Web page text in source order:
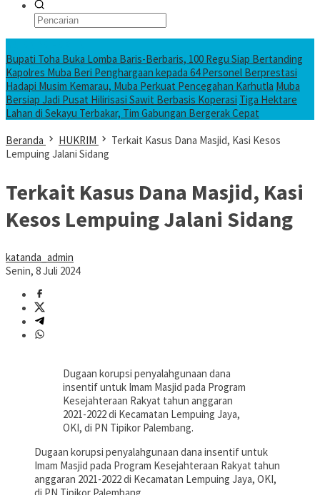
Bupati Toha Buka Lomba Baris-Berbaris, 100 Regu Siap Bertanding
Kapolres Muba Beri Penghargaan kepada 64 Personel Berprestasi
Hadapi Musim Kemarau, Muba Perkuat Pencegahan Karhutla Muba
Bersiap Jadi Pusat Hilirisasi Sawit Berbasis Koperasi Tiga Hektare
Lahan di Sekayu Terbakar, Tim Gabungan Bergerak Cepat
Beranda
HUKRIM
Terkait Kasus Dana Masjid, Kasi Kesos
Lempuing Jalani Sidang
Terkait Kasus Dana Masjid, Kasi
Kesos Lempuing Jalani Sidang
katanda_admin
Senin, 8 Juli 2024
Dugaan korupsi penyalahgunaan dana
insentif untuk Imam Masjid pada Program
Kesejahteraan Rakyat tahun anggaran
2021-2022 di Kecamatan Lempuing Jaya,
OKI, di PN Tipikor Palembang.
Dugaan korupsi penyalahgunaan dana insentif untuk
Imam Masjid pada Program Kesejahteraan Rakyat tahun
anggaran 2021-2022 di Kecamatan Lempuing Jaya, OKI,